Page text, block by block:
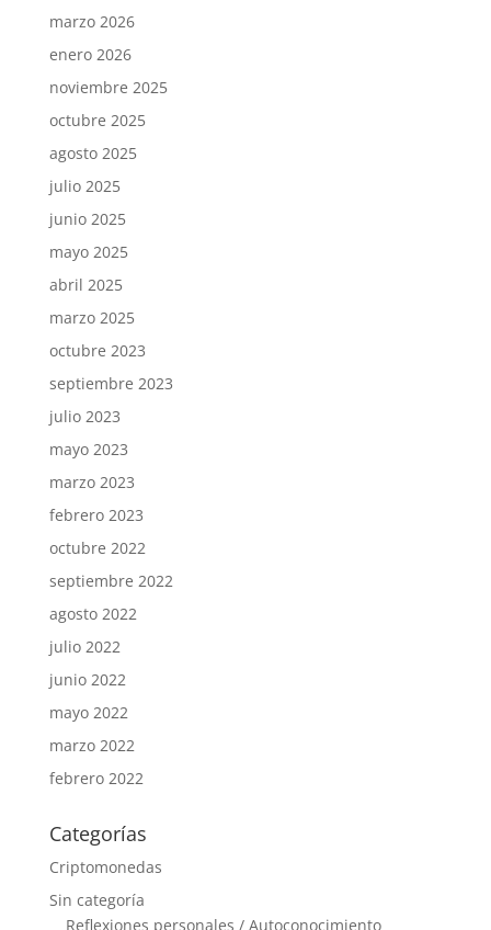
marzo 2026
enero 2026
noviembre 2025
octubre 2025
agosto 2025
julio 2025
junio 2025
mayo 2025
abril 2025
marzo 2025
octubre 2023
septiembre 2023
julio 2023
mayo 2023
marzo 2023
febrero 2023
octubre 2022
septiembre 2022
agosto 2022
julio 2022
junio 2022
mayo 2022
marzo 2022
febrero 2022
Categorías
Criptomonedas
Sin categoría
Reflexiones personales / Autoconocimiento